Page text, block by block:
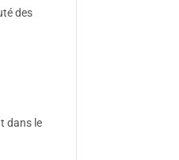
des
dans le